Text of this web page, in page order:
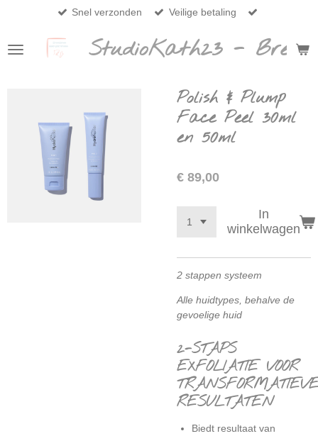
naar
de
StudioKath23 -
Snel verzonden Veilige betaling
Polish & Plump
Face Peel 30ml
en 50ml
€ 89,00
In
winkelwagen
2 stappen systeem
Alle huidtypes, behalve de
gevoelige huid
2-STAPS
EXFOLIATIE VOOR
RESULTATEN
Biedt resultaat van